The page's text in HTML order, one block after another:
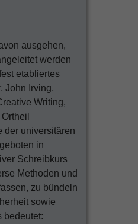
ausgehen,
werden
etabliertes
John Irving,
Writing,
der universitären
in
Schreibkurs
Methoden und
zu bündeln
sowie
bedeutet: